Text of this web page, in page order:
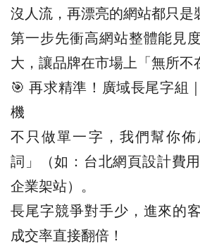
沒人流，再漂亮的網站都只是
第一步先衝高網站整體能見
大，讓品牌在市場上「無所不
🎯 再求精準！廣域長尾字組
機
不只做單一字，我們幫你
詞」（如：台北網頁設計費
企業架站）。
長尾字競爭對手少，進來的
成交率直接翻倍！